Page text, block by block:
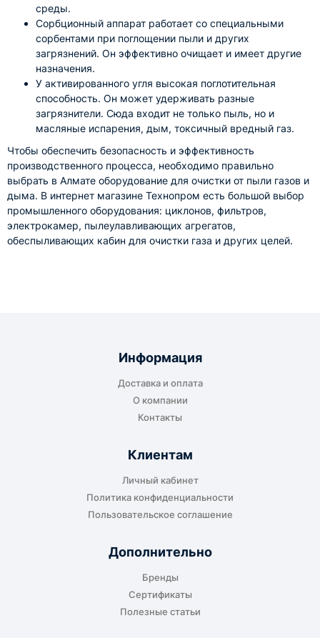
среды.
Сорбционный аппарат работает со специальными
сорбентами при поглощении пыли и других
загрязнений. Он эффективно очищает и имеет другие
назначения.
У активированного угля высокая поглотительная
способность. Он может удерживать разные
загрязнители. Сюда входит не только пыль, но и
масляные испарения, дым, токсичный вредный газ.
Чтобы обеспечить безопасность и эффективность
производственного процесса, необходимо правильно
выбрать в Алмате оборудование для очистки от пыли газов и
дыма. В интернет магазине Технопром есть большой выбор
промышленного оборудования: циклонов, фильтров,
электрокамер, пылеулавливающих агрегатов,
обеспыливающих кабин для очистки газа и других целей.
Информация
Доставка и оплата
О компании
Контакты
Клиентам
Личный кабинет
Политика конфиденциальности
Пользовательское соглашение
Дополнительно
Бренды
Сертификаты
Полезные статьи